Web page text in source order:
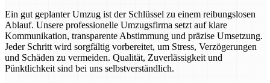
Ein gut geplanter Umzug ist der Schlüssel zu einem reibungslosen
Ablauf. Unsere professionelle Umzugsfirma setzt auf klare
Kommunikation, transparente Abstimmung und präzise Umsetzung.
Jeder Schritt wird sorgfältig vorbereitet, um Stress, Verzögerungen
und Schäden zu vermeiden. Qualität, Zuverlässigkeit und
Pünktlichkeit sind bei uns selbstverständlich.